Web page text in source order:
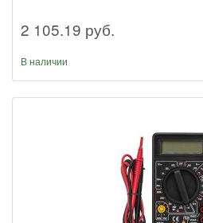
2 105.19 руб.
В наличии